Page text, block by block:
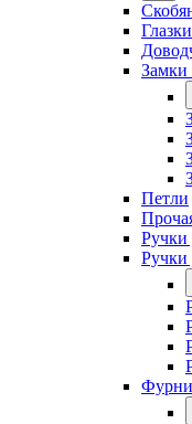
Глазки
Замки
Петли
Ручки
Ручки